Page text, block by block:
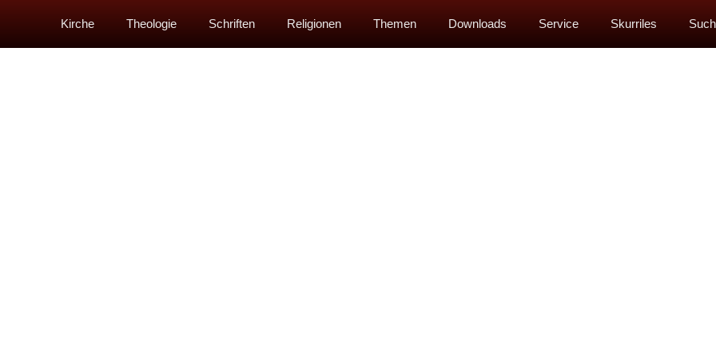
Kirche Theologie Schriften Religionen Themen Downloads Service Skurriles